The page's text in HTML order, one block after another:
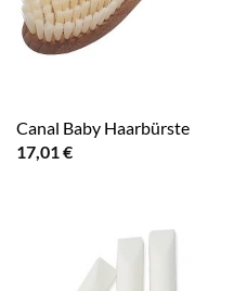
Canal Baby Haarbürste
17,01€